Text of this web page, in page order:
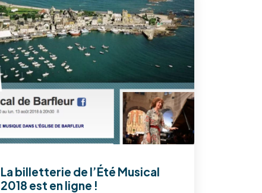
La billetterie de l’Été Musical
2018 est en ligne !